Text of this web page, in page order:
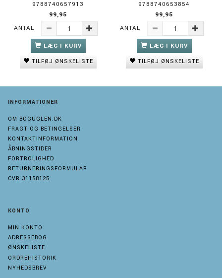
9788740657913
99,95
ANTAL
LÆG I KURV
TILFØJ ØNSKELISTE
9788740653854
99,95
ANTAL
LÆG I KURV
TILFØJ ØNSKELISTE
INFORMATIONER
OM BOGUGLEN.DK
FRAGT OG BETINGELSER
KONTAKTINFORMATION
ÅBNINGSTIDER
FORTROLIGHED
RETURNERINGSFORMULAR
CVR 31158125
KONTO
MIN KONTO
ADRESSEBOG
ØNSKELISTE
ORDREHISTORIK
NYHEDSBREV